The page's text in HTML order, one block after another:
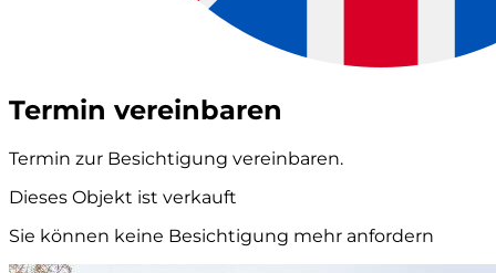
Termin vereinbaren
Termin zur Besichtigung vereinbaren.
Dieses Objekt ist verkauft
Sie können keine Besichtigung mehr anfordern